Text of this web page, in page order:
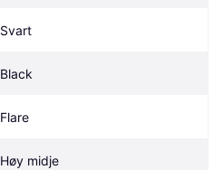
Svart
Black
Flare
Høy midje